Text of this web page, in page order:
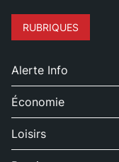
RUBRIQUES
Alerte Info
Économie
Loisirs